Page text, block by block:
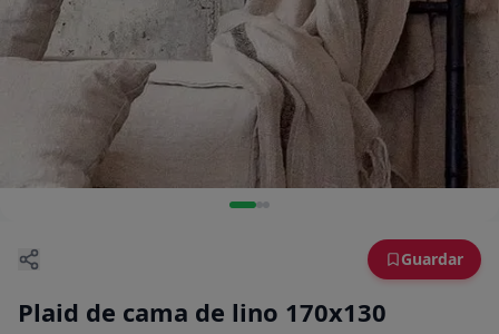
Guardar
Plaid de cama de lino 170x130